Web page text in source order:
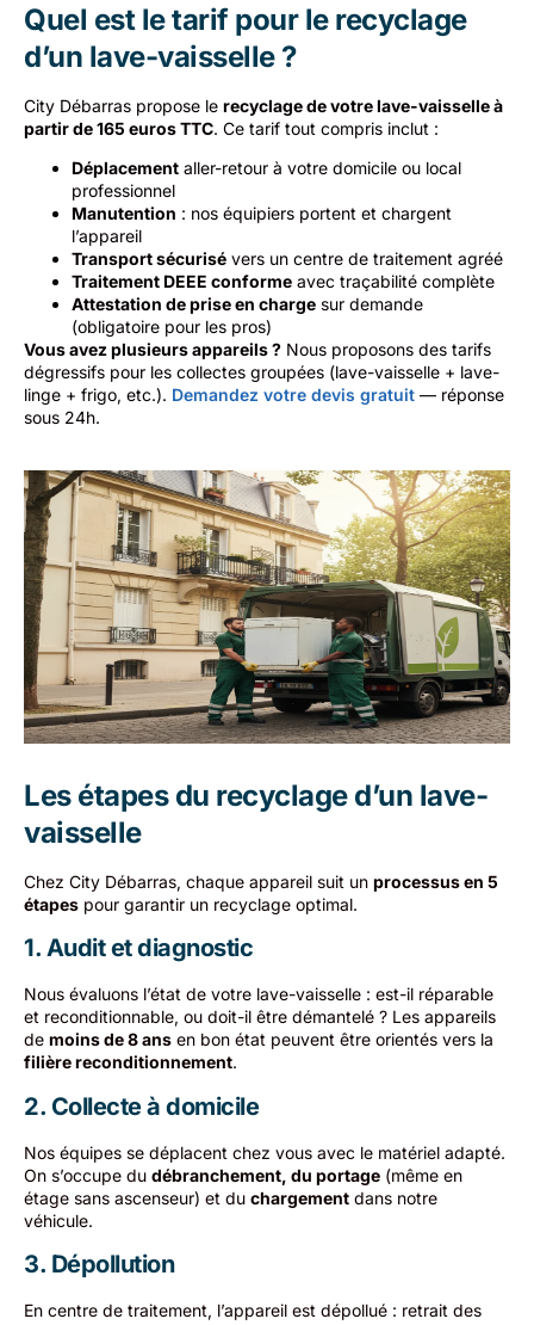
Quel est le tarif pour le recyclage
d’un lave-vaisselle ?
City Débarras propose le recyclage de votre lave-vaisselle à
partir de 165 euros TTC. Ce tarif tout compris inclut :
Déplacement aller-retour à votre domicile ou local
professionnel
Manutention : nos équipiers portent et chargent
l’appareil
Transport sécurisé vers un centre de traitement agréé
Traitement DEEE conforme avec traçabilité complète
Attestation de prise en charge sur demande
(obligatoire pour les pros)
Vous avez plusieurs appareils ? Nous proposons des tarifs
dégressifs pour les collectes groupées (lave-vaisselle + lave-
linge + frigo, etc.). Demandez votre devis gratuit — réponse
sous 24h.
Les étapes du recyclage d’un lave-
vaisselle
Chez City Débarras, chaque appareil suit un processus en 5
étapes pour garantir un recyclage optimal.
1. Audit et diagnostic
Nous évaluons l’état de votre lave-vaisselle : est-il réparable
et reconditionnable, ou doit-il être démantelé ? Les appareils
de moins de 8 ans en bon état peuvent être orientés vers la
filière reconditionnement.
2. Collecte à domicile
Nos équipes se déplacent chez vous avec le matériel adapté.
On s’occupe du débranchement, du portage (même en
étage sans ascenseur) et du chargement dans notre
véhicule.
3. Dépollution
En centre de traitement, l’appareil est dépollué : retrait des